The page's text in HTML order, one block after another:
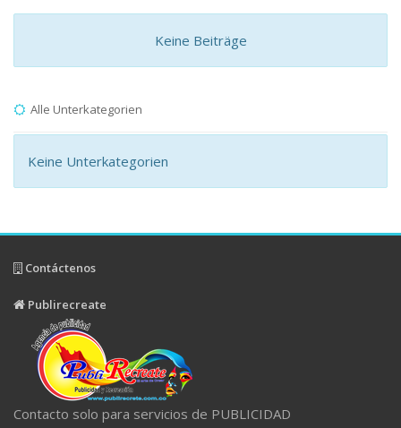
Keine Beiträge
Alle Unterkategorien
Keine Unterkategorien
Contáctenos
Publirecreate
Contacto solo para servicios de PUBLICIDAD